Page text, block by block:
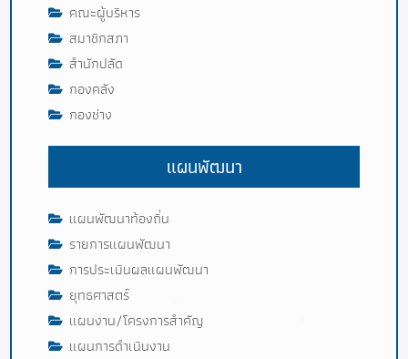
คณะผู้บริหาร
สมาชิกสภา
สำนักปลัด
กองคลัง
กองช่าง
แผนพัฒนา
แผนพัฒนาท้องถิ่น
รายการแผนพัฒนา
การประเมินผลแผนพัฒนา
ยุทธศาสตร์
แผนงาน/โครงการสำคัญ
แผนการดำเนินงาน